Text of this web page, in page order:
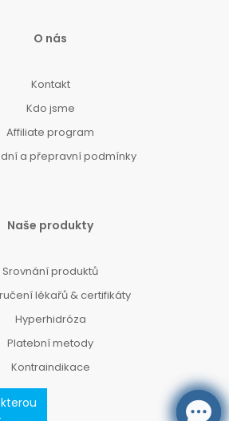
O nás
Kontakt
Kdo jsme
Affiliate program
a přepravní podmínky
Naše produkty
Srovnání produktů
lékařů & certifikáty
Hyperhidróza
Platební metody
Kontraindikace